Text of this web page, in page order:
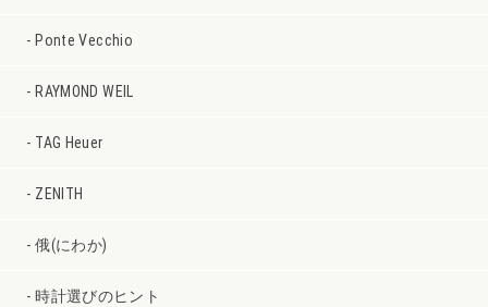
Ponte Vecchio
RAYMOND WEIL
TAG Heuer
ZENITH
俄(にわか)
時計選びのヒント